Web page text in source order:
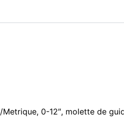
0-12″, molette de